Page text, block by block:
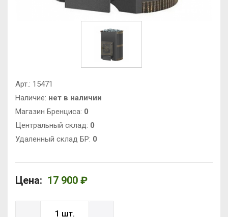
Арт.: 15471
Наличие: нет в наличии
Магазин Бренциса: 0
Центральный склад: 0
Удаленный склад БР: 0
Цена: 17 900 ₽